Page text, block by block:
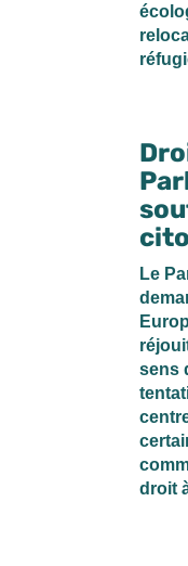
Le
sens
droit